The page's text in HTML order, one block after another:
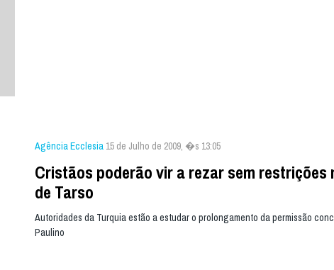
Agência Ecclesia 15 de Julho de 2009, �s 13:05
Cristãos poderão vir a rezar sem restrições
de Tarso
Autoridades da Turquia estão a estudar o prolongamento da permissão
Paulino